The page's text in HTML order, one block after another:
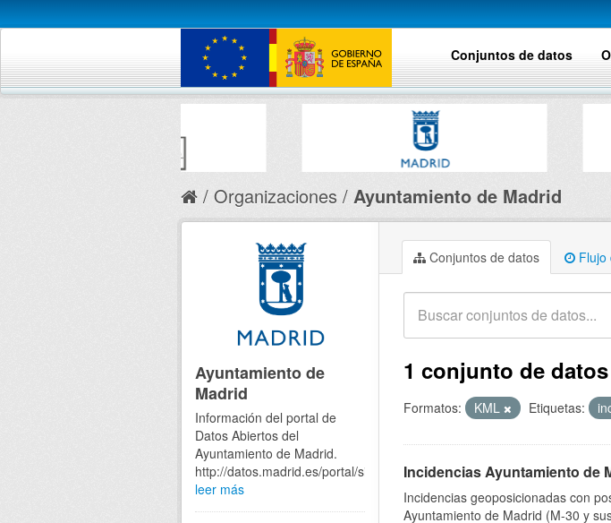
Conjuntos de datos
Organizaciones Ayuntamiento de Madrid
Conjuntos de datos Flujo
1 conjunto de
Formatos: KML Etiquetas:
Incidencias Ayuntamiento de
Incidencias geoposicionadas con
Ayuntamiento de Madrid (M-30 y
Ayuntamiento de
Madrid
Información del portal de
Datos Abiertos del
Ayuntamiento de Madrid.
http://datos.madrid.es/portal/site/egob
leer más